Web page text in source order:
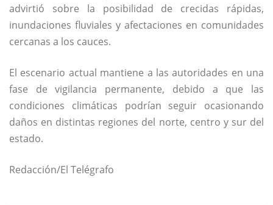
advirtió sobre la posibilidad de crecidas rápidas,
inundaciones fluviales y afectaciones en comunidades
cercanas a los cauces.
El escenario actual mantiene a las autoridades en una
fase de vigilancia permanente, debido a que las
condiciones climáticas podrían seguir ocasionando
daños en distintas regiones del norte, centro y sur del
estado.
Redacción/El Telégrafo